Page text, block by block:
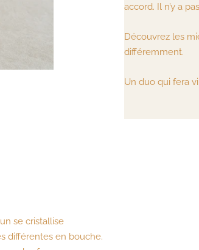
accord. Il n’y a
Découvrez les
différemment.
Un duo qui fera
se cristallise
différentes en bouche.